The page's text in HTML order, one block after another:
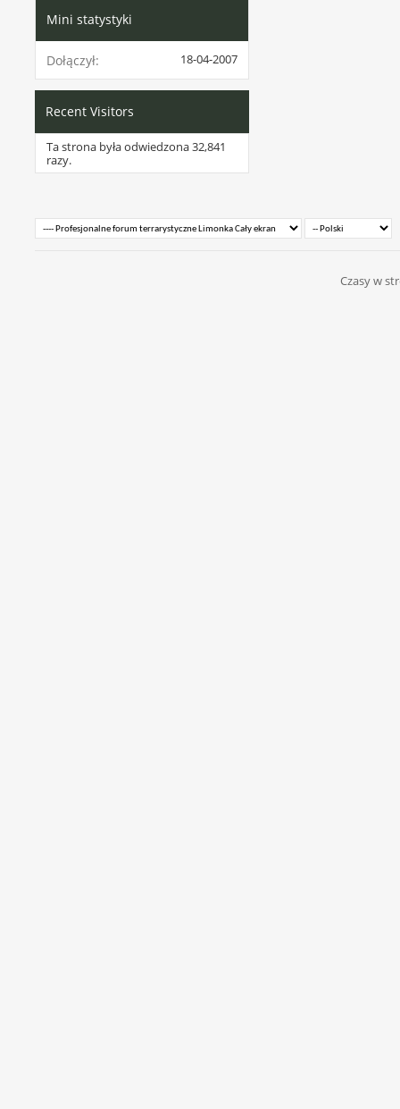
Mini statystyki
Dołączył 18-04-2007
Recent Visitors
Ta strona była odwiedzona32,841
razy.
Czasy w